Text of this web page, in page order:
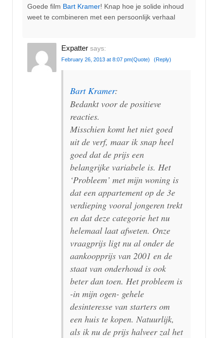
Goede film Bart Kramer! Knap hoe je solide inhoud
weet te combineren met een persoonlijk verhaal
Expatter says:
February 26, 2013 at 8:07 pm(Quote) (Reply)
Bart Kramer:
Bedankt voor de positieve
reacties.
Misschien komt het niet goed
uit de verf, maar ik snap heel
goed dat de prijs een
belangrijke variabele is. Het
‘Probleem’ met mijn woning is
dat een appartement op de 3e
verdieping vooral jongeren trekt
en dat deze categorie het nu
helemaal laat afweten. Onze
vraagprijs ligt nu al onder de
aankoopprijs van 2001 en de
staat van onderhoud is ook
beter dan toen. Het probleem is
-in mijn ogen- gehele
desinteresse van starters om
een huis te kopen. Natuurlijk,
als ik nu de prijs halveer zal het